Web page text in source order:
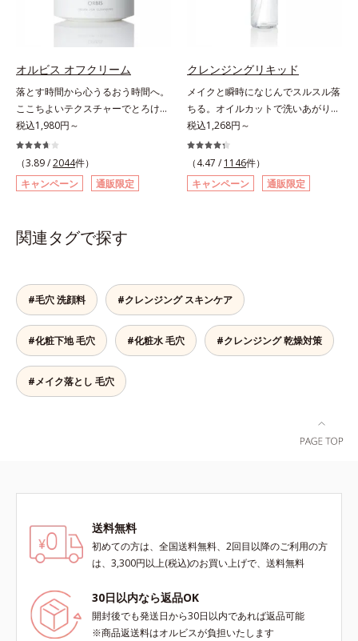
つてないオイルクレンジングのこと
*3 ポーラ化成独自の（Ｃ１２－２
ル*5 乾燥や汚れによる*6 キメの乱
れによる＜使用量目安＞適量＜使用
ステップ＞オルビス ザ クレンジン
グ オイル ⇒ 洗顔料 ⇒ 化粧
水 ⇒ 保湿液 ※W洗顔が必要で
す＜使用方法＞1.適量をとり、手の
ひら全体にさっと広げます。2.肌の
上で軽くらせんを描くように、メイ
いメイクを落とす際は、乾いた手に
とり、メイクとしっかりなじませて
す。4.その後、洗顔料で洗顔してく
ださい。
独自の（Ｃ１２－２０）アルキルグ
による*6 キメの乱れによる＜使用
量目安＞適量＜使用ステップ＞オル
ビス ザ クレンジング オイル ⇒
洗顔料 ⇒ 化粧水 ⇒ 保湿液
※W洗顔が必要です＜使用方法＞1.
適量（2プッシュ程度）をとり、手
のひら全体にさっと広げます。2.肌
の上で軽くらせんを描くように、メ
します。4.その後、洗顔料で洗顔し
てください。各商品の詳しい情報は
商品ページをご覧ください。・
BEAUTY夏祭りは、こちら
くようなとろけ感のジェル状テクス
チャー。毛穴の黒ずみもメイクもし
だしい朝も疲れて帰ってきた夜も手
軽にご使用いただけます。*1 リパ
ーゼ、リンゴ酸*2 イソステアリル
アスコルビルリン酸２Na、プラン
クトンエキス、ハス花エキス、乳酸
桿菌/セイヨウナシ果汁発酵液、ア
ルギニン【ご使用ステップ】オルビ
ス ミスター クレンザー ⇒ 化粧水
使用いただけます。※週2～3回のス
ペシャル洗顔としてのご使用をおす
の状態に合わせて毎日お使いいただ
いても問題ありません。【ご使用方
法】①適量(さくらんぼ 1粒程度)を
とり、乾いた肌の上で優しくらせん
②指先の感触が軽くなったら、水ま
たはぬるま湯でよく洗い流します。
摩擦を軽減させるための厚みのある
るおい成分、植物由来の洗浄成分も
配合し、繊細な肌をやさしく洗い上
げます。* 皮脂やメイクの油となじ
み、毛穴の汚れを落とす処方
オルビス オフクリーム
落とす時間から心うるおう時間へ。
ここちよいテクスチャーでとろける
クレンジング。“落とすだけ”の時間
から、かけがえのないリラックスタ
イムへ―。忙しい日々を送る現代女
性にとって、クレンジングは“落と
すだけ”の作業になりがち。オルビ
レンジング。人が本能的にここちよ
になじませると、自然とその動きに
導くこだわりのテクスチャーを採用
しました。厚みとコクのあるリッチ
なテクスチャーがとろけるように肌
をつつみこみ、安らぎのリラックス
タイムをもたらします。さらにうる
おいを守りながらメイク汚れだけを
ンドハーブ成分(*4)」を配合。汚れ
(*5)をケアして、うるおいに満ちた
やわらか肌へ整えます。1日の終わ
りのメイクオフが楽しみになる使い
れが、肌も心も喜ぶひとときに変わ
ります。*1 こわばった肌にうるお
いを与え、やわらかくすること。そ
税込1,980円～
（3.89 /2044件）
キャンペーン
通販限定
クレンジングリキッド
メイクと瞬時になじんでスルスル落
ちる。オイルカットで洗いあがりス
ッキリなのに保湿成分30％以上で後
肌のうるおい感も抜群。「メイク落
ち」と「快適な洗い上がり」を叶え
る、アクアクレンジング成分を採
用。ファンデーションやポイントメ
成分の30％以上が素肌のうるおいバ
ランスを保つ保湿成分なので、ヌル
つきのないみずみずしい快適な洗い
上がりです。もちろん濡れた手OK
です。また、プッシュ部分が押しや
税込1,268円～
（4.47 / 1146件）
キャンペーン
通販限定
関連タグで探す
#毛穴 洗顔料 #クレンジング スキンケア
#化粧下地 毛穴 #化粧水 毛穴 #クレンジング 乾燥対策
#メイク落とし 毛穴
送料無料
初めての方は、全国送料無料、2回目以降のご利用の方
は、3,300円以上(税込)のお買い上げで、送料無料
30日以内なら返品OK
開封後でも発送日から30日以内であれば返品可能
※商品返送料はオルビスが負担いたします